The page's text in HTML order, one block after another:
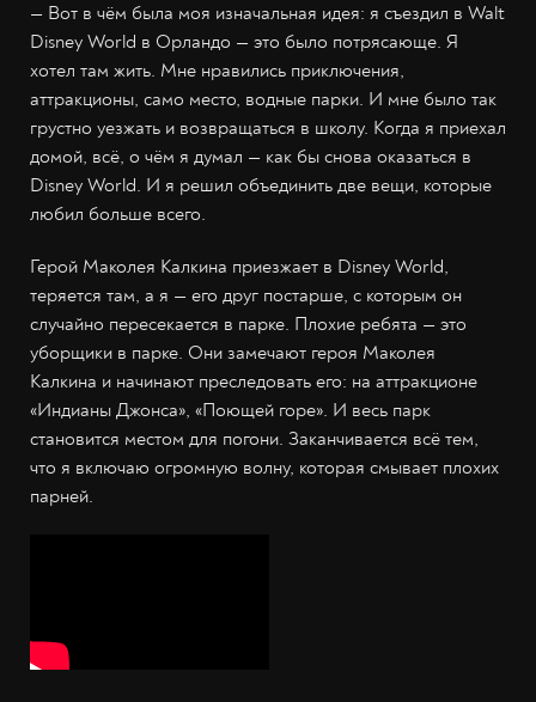
— Вот в чём была моя изначальная идея: я съездил в Walt
Disney World в Орландо — это было потрясающе. Я
хотел там жить. Мне нравились приключения,
аттракционы, само место, водные парки. И мне было так
грустно уезжать и возвращаться в школу. Когда я приехал
домой, всё, о чём я думал — как бы снова оказаться в
Disney World. И я решил объединить две вещи, которые
любил больше всего.
Герой Маколея Калкина приезжает в Disney World,
теряется там, а я — его друг постарше, с которым он
случайно пересекается в парке. Плохие ребята — это
уборщики в парке. Они замечают героя Маколея
Калкина и начинают преследовать его: на аттракционе
«Индианы Джонса», «Поющей горе». И весь парк
становится местом для погони. Заканчивается всё тем,
что я включаю огромную волну, которая смывает плохих
парней.